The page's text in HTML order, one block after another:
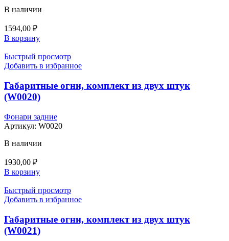
В наличии
1594,00 ₽
В корзину
Быстрый просмотр
Добавить в избранное
Габаритные огни, комплект из двух штук
(W0020)
Фонари задние
Артикул: W0020
В наличии
1930,00 ₽
В корзину
Быстрый просмотр
Добавить в избранное
Габаритные огни, комплект из двух штук
(W0021)